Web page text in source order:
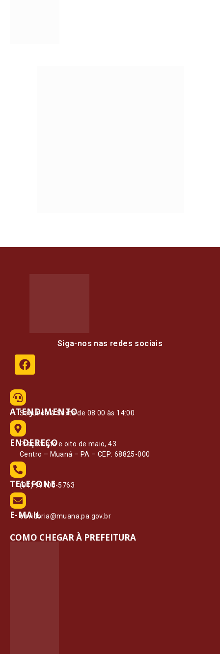
Siga-nos nas redes sociais
ATENDIMENTO
Segunda à Sexta de 08:00 às 14:00
ENDEREÇO
Praça vinte e oito de maio, 43
Centro – Muaná – PA – CEP: 68825-000
TELEFONE
(91) 99108-5763
E-MAIL
ouvidoria@muana.pa.gov.br
COMO CHEGAR À PREFEITURA